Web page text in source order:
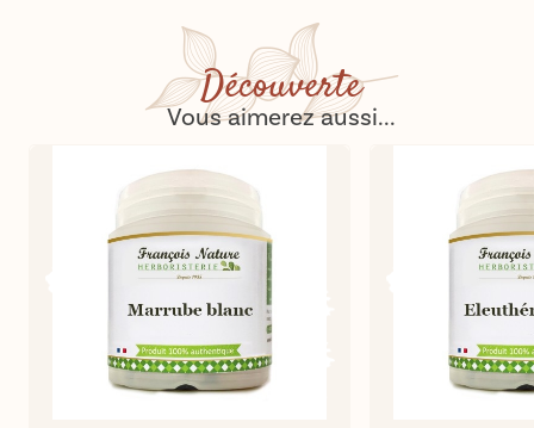
Découverte
Vous aimerez aussi...